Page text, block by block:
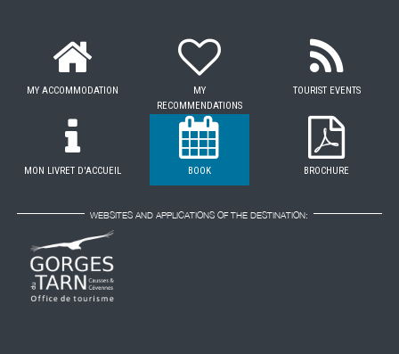
MY ACCOMMODATION
MY
RECOMMENDATIONS
TOURIST EVENTS
MON LIVRET D'ACCUEIL BOOK BROCHURE
WEBSITES AND APPLICATIONS OF THE DESTINATION: